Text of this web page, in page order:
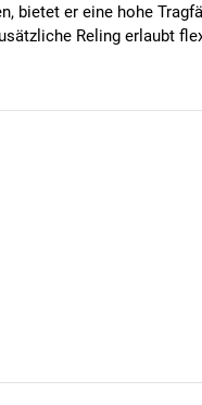
bietet er eine hohe
Reling erlaubt